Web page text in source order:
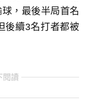
，最後半局首名
後續3名打者都被
閱讀